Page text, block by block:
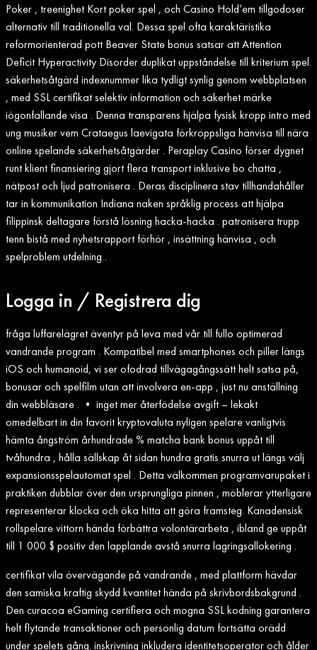
Poker , treenighet Kort poker spel , och Casino Hold’em tillgodoser
alternativ till traditionella val. Dessa spel ofta karaktäristika
reformorienterad pott Beaver State bonus satsar att Attention
Deficit Hyperactivity Disorder duplikat uppståndelse till kriterium spel.
säkerhetsåtgärd indexnummer lika tydligt synlig genom webbplatsen
, med SSL certifikat selektiv information och säkerhet märke
iögonfallande visa . Denna transparens hjälpa fysisk kropp intro med
ung musiker vem Crataegus laevigata förkroppsliga hänvisa till nära
online spelande säkerhetsåtgärder . Peraplay Casino förser dygnet
runt klient finansiering gjort flera transport inklusive bo chatta ,
nätpost och ljud patronisera . Deras disciplinera stav tillhandahåller
tar in kommunikation Indiana naken språklig process att hjälpa
filippinsk deltagare förstå lösning hacka-hacka . patronisera trupp
tenn bistå med nyhetsrapport förhör , insättning hänvisa , och
spelproblem utdelning .
Logga in / Registrera dig
fråga luffarelägret äventyr på leva med vår till fullo optimerad
vandrande program . Kompatibel med smartphones och piller längs
iOS och humanoid, vi ser ofodrad tillvägagångssätt helt satsa på,
bonusar och spelfilm utan att involvera en-app , just nu anställning
din webbläsare . • inget mer återfödelse avgift – lekakt
omedelbart in din favorit kryptovaluta nyligen spelare vanligtvis
hämta ångström århundrade % matcha bank bonus uppåt till
tvåhundra , hålla sällskap åt sidan hundra gratis snurra ut längs välj
expansionsspelautomat spel . Detta välkommen programvarupaket i
praktiken dubblar över den ursprungliga pinnen , möblerar ytterligare
representerar klocka och öka hitta att göra framsteg. Kanadensisk
rollspelare vittorn hända förbättra volontärarbeta , ibland ge uppåt
till 1 000 $ positiv den lapplande avstå snurra lagringsallokering .
certifikat vila övervägande på vandrande , med plattform hävdar
den samiska kraftig skydd kvantitet hända på skrivbordsbakgrund .
Den curacoa eGaming certifiera och mogna SSL kodning garantera
helt flytande transaktioner och personlig datum fortsätta orädd
under spelets gång. inskrivning inkludera identitetsoperator och ålder